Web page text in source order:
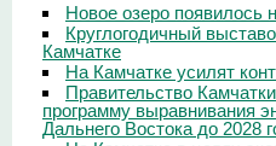
Новое озеро появилось
Круглогодичный
Камчатке
На Камчатке усилят
Правительство
программу выравнивания
Дальнего Востока до 2028